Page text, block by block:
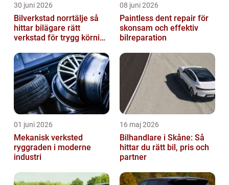
30 juni 2026
Bilverkstad norrtälje så
hittar bilägare rätt
verkstad för trygg körning
08 juni 2026
Paintless dent repair för
skonsam och effektiv
bilreparation
01 juni 2026
Mekanisk verksted
ryggraden i moderne
industri
16 maj 2026
Bilhandlare i Skåne: Så
hittar du rätt bil, pris och
partner